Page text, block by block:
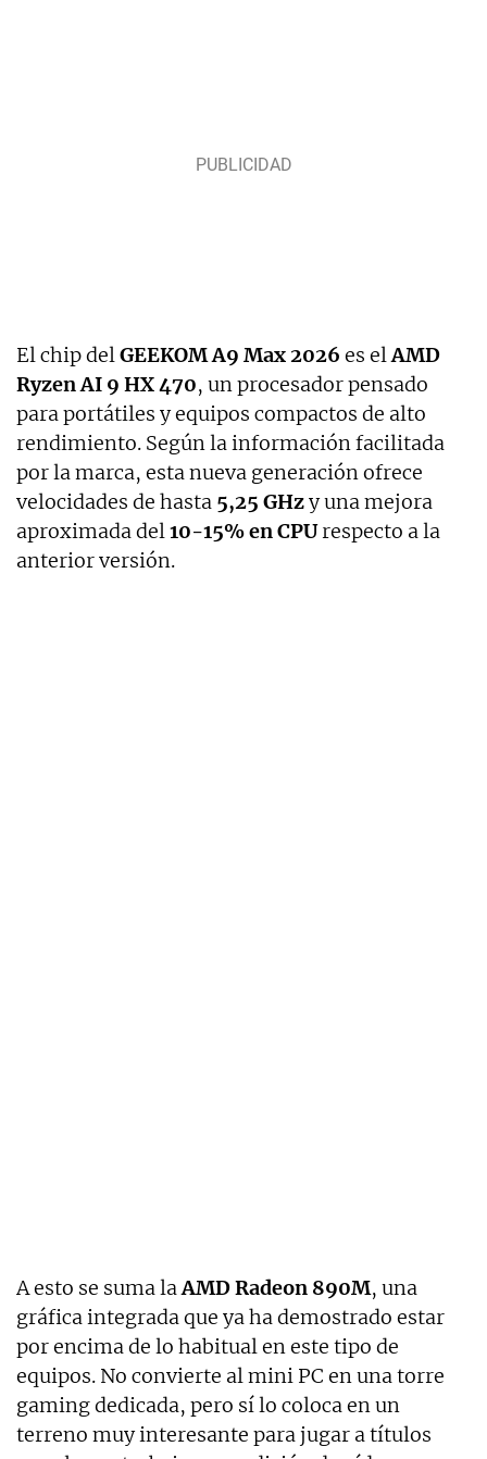
El chip delGEEKOM A9 Max 2026 es elAMD
Ryzen AI 9 HX 470, un procesador pensado
para portátiles y equipos compactos de alto
rendimiento. Según la información facilitada
por la marca, esta nueva generación ofrece
velocidades de hasta 5,25 GHzy una mejora
aproximada del10-15% en CPUrespecto a la
anterior versión.
A esto se suma laAMD Radeon 890M, una
gráfica integrada que ya ha demostrado estar
por encima de lo habitual en este tipo de
equipos. No convierte al mini PC en una torre
gaming dedicada, pero sí lo coloca en un
terreno muy interesante para jugar a títulos